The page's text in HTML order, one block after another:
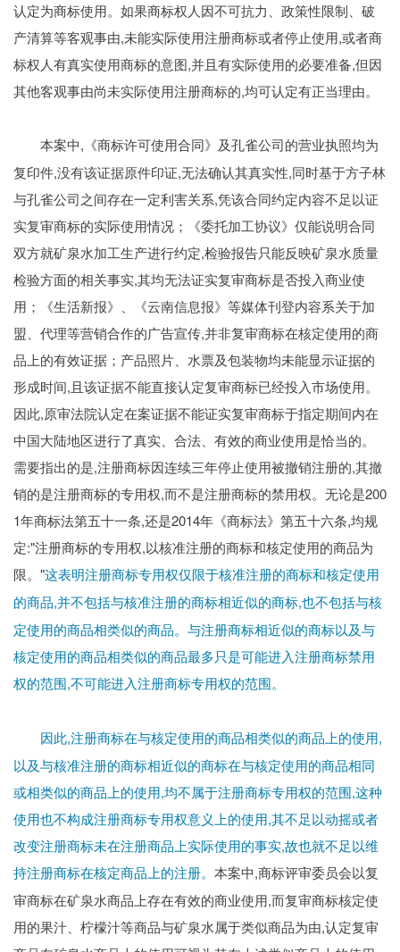
认定为商标使用。如果商标权人因不可抗力、政策性限制、破
产清算等客观事由,未能实际使用注册商标或者停止使用,或者商
标权人有真实使用商标的意图,并且有实际使用的必要准备,但因
其他客观事由尚未实际使用注册商标的,均可认定有正当理由。
本案中,《商标许可使用合同》及孔雀公司的营业执照均为
复印件,没有该证据原件印证,无法确认其真实性,同时基于方子林
与孔雀公司之间存在一定利害关系,凭该合同约定内容不足以证
实复审商标的实际使用情况；《委托加工协议》仅能说明合同
双方就矿泉水加工生产进行约定,检验报告只能反映矿泉水质量
检验方面的相关事实,其均无法证实复审商标是否投入商业使
用；《生活新报》、《云南信息报》等媒体刊登内容系关于加
盟、代理等营销合作的广告宣传,并非复审商标在核定使用的商
品上的有效证据；产品照片、水票及包装物均未能显示证据的
形成时间,且该证据不能直接认定复审商标已经投入市场使用。
因此,原审法院认定在案证据不能证实复审商标于指定期间内在
中国大陆地区进行了真实、合法、有效的商业使用是恰当的。
需要指出的是,注册商标因连续三年停止使用被撤销注册的,其撤
销的是注册商标的专用权,而不是注册商标的禁用权。无论是200
1年商标法第五十一条,还是2014年《商标法》第五十六条,均规
定:"注册商标的专用权,以核准注册的商标和核定使用的商品为
限。"这表明注册商标专用权仅限于核准注册的商标和核定使用
的商品,并不包括与核准注册的商标相近似的商标,也不包括与核
定使用的商品相类似的商品。与注册商标相近似的商标以及与
核定使用的商品相类似的商品最多只是可能进入注册商标禁用
权的范围,不可能进入注册商标专用权的范围。
因此,注册商标在与核定使用的商品相类似的商品上的使用,
以及与核准注册的商标相近似的商标在与核定使用的商品相同
或相类似的商品上的使用,均不属于注册商标专用权的范围,这种
使用也不构成注册商标专用权意义上的使用,其不足以动摇或者
改变注册商标未在注册商品上实际使用的事实,故也就不足以维
持注册商标在核定商品上的注册。
本案中,商标评审委员会以复
审商标在矿泉水商品上存在有效的商业使用,而复审商标核定使
用的果汁、柠檬汁等商品与矿泉水属于类似商品为由,认定复审